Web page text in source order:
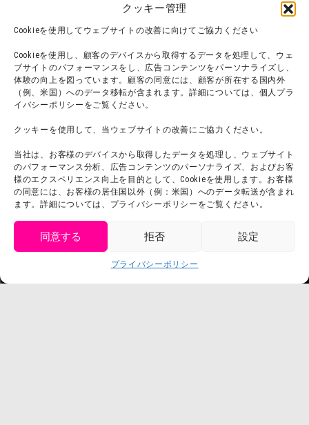
クッキー管理
Cookieを使用してウェブサイトの改善に向けてご協力ください
Cookieを使用し、顧客のデバイスから取得するデータを処理して、ウェ
ブサイトのパフォーマンスをし、広告コンテンツをパーソナライズし、
体験の向上を図っています。顧客の同意には、顧客が所在する国内外
（例、米国）へのデータ移転が含まれます。詳細については、個人プラ
イバシーポリシーをご覧ください。
クッキーを使用して、当ウェブサイトの改善にご協力ください。
当社は、お客様のデバイスから取得したデータを処理し、ウェブサイト
のパフォーマンス分析、広告コンテンツのパーソナライズ、およびお客
様のエクスペリエンス向上を目的として、Cookieを使用します。お客様
の同意には、お客様の居住国以外（例：米国）へのデータ転送が含まれ
ます。詳細については、プライバシーポリシーをご覧ください。
同意する 拒否 設定
プライバシーポリシー
団体利用について
お問い合わせ
利用規約
プライバシーポリシー
プレスリリース
メディア掲載実績
会社概要
スタッフ募集